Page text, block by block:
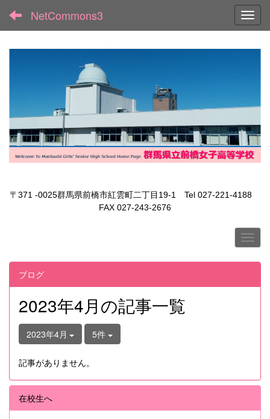
NetCommons3
〒371 -0025群馬県前橋市紅雲町二丁目19-1 Tel 027-221-4188
FAX 027-243-2676
ブログ
2023年4月の記事一覧
2023年4月 5件
記事がありません。
在校生へ